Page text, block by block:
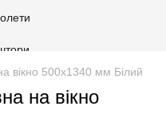
вікно 500х1340 мм Білий
на вікно